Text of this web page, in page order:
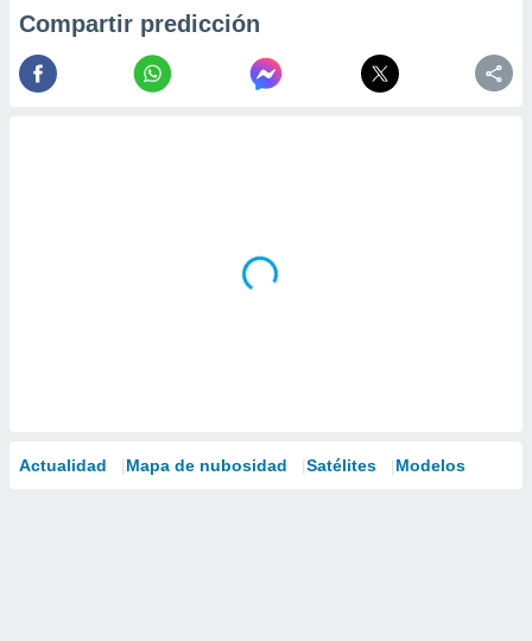
Compartir predicción
Actualidad Mapa de nubosidad Satélites Modelos